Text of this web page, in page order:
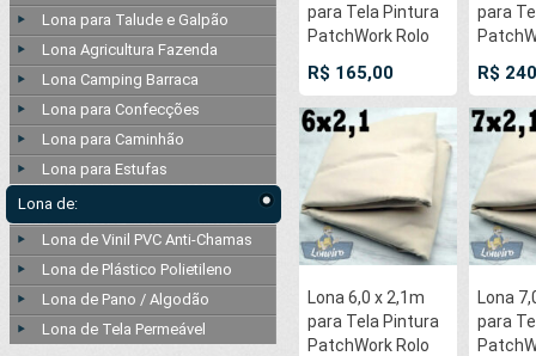
Lona para Talude e Galpão
Lona Agricultura Fazenda
Lona Camping Barraca
Lona para Confecções
Lona para Caminhão
Lona para Estufas
Lona de:
Lona de Vinil PVC Anti-Chamas
Lona de Plástico Polietileno
Lona de Pano / Algodão
Lona de Tela Permeável
para Tela Pintura
PatchWork Rolo
500gr/m² Capa
Pano Cloth Quilt
Ateliê EcoBag
para Reforma
Proteção
Confecções
R$ 165,00
para
500gr/
Pano
Ateliê
para
R$
Lona 6,0 x 2,1m
para Tela Pintura
PatchWork Rolo
Lona
para